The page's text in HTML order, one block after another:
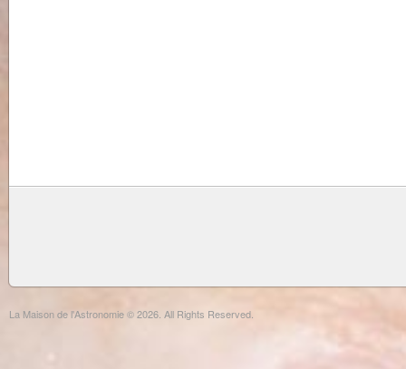
La Maison de l'Astronomie © 2026. All Rights Reserved.